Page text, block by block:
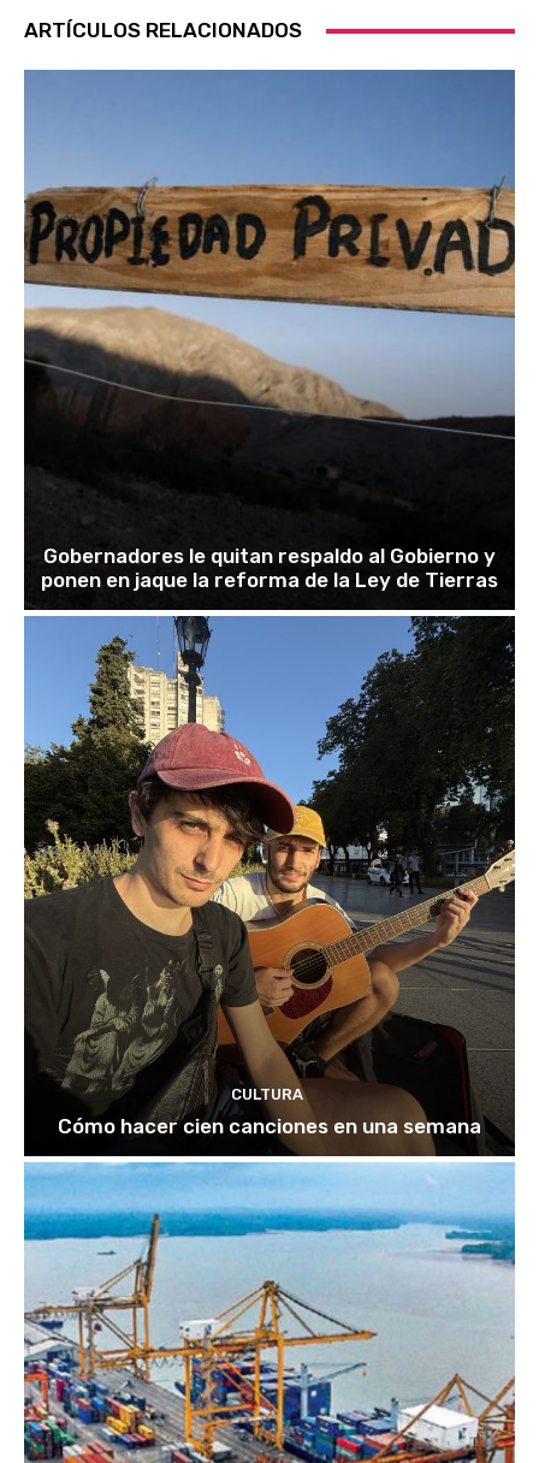
ARTÍCULOS RELACIONADOS
Gobernadores le quitan respaldo al Gobierno y
ponen en jaque la reforma de la Ley de Tierras
CULTURA
Cómo hacer cien canciones en una semana